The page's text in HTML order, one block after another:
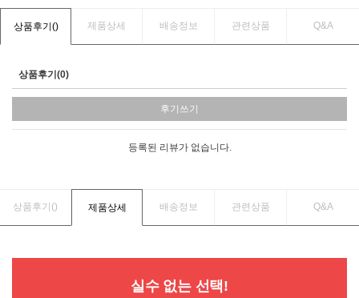
상품후기() 제품상세 배송정보 관련상품 Q&A
상품후기(0)
후기쓰기
등록된 리뷰가 없습니다.
상품후기() 제품상세 배송정보 관련상품 Q&A
실수 없는 선택!